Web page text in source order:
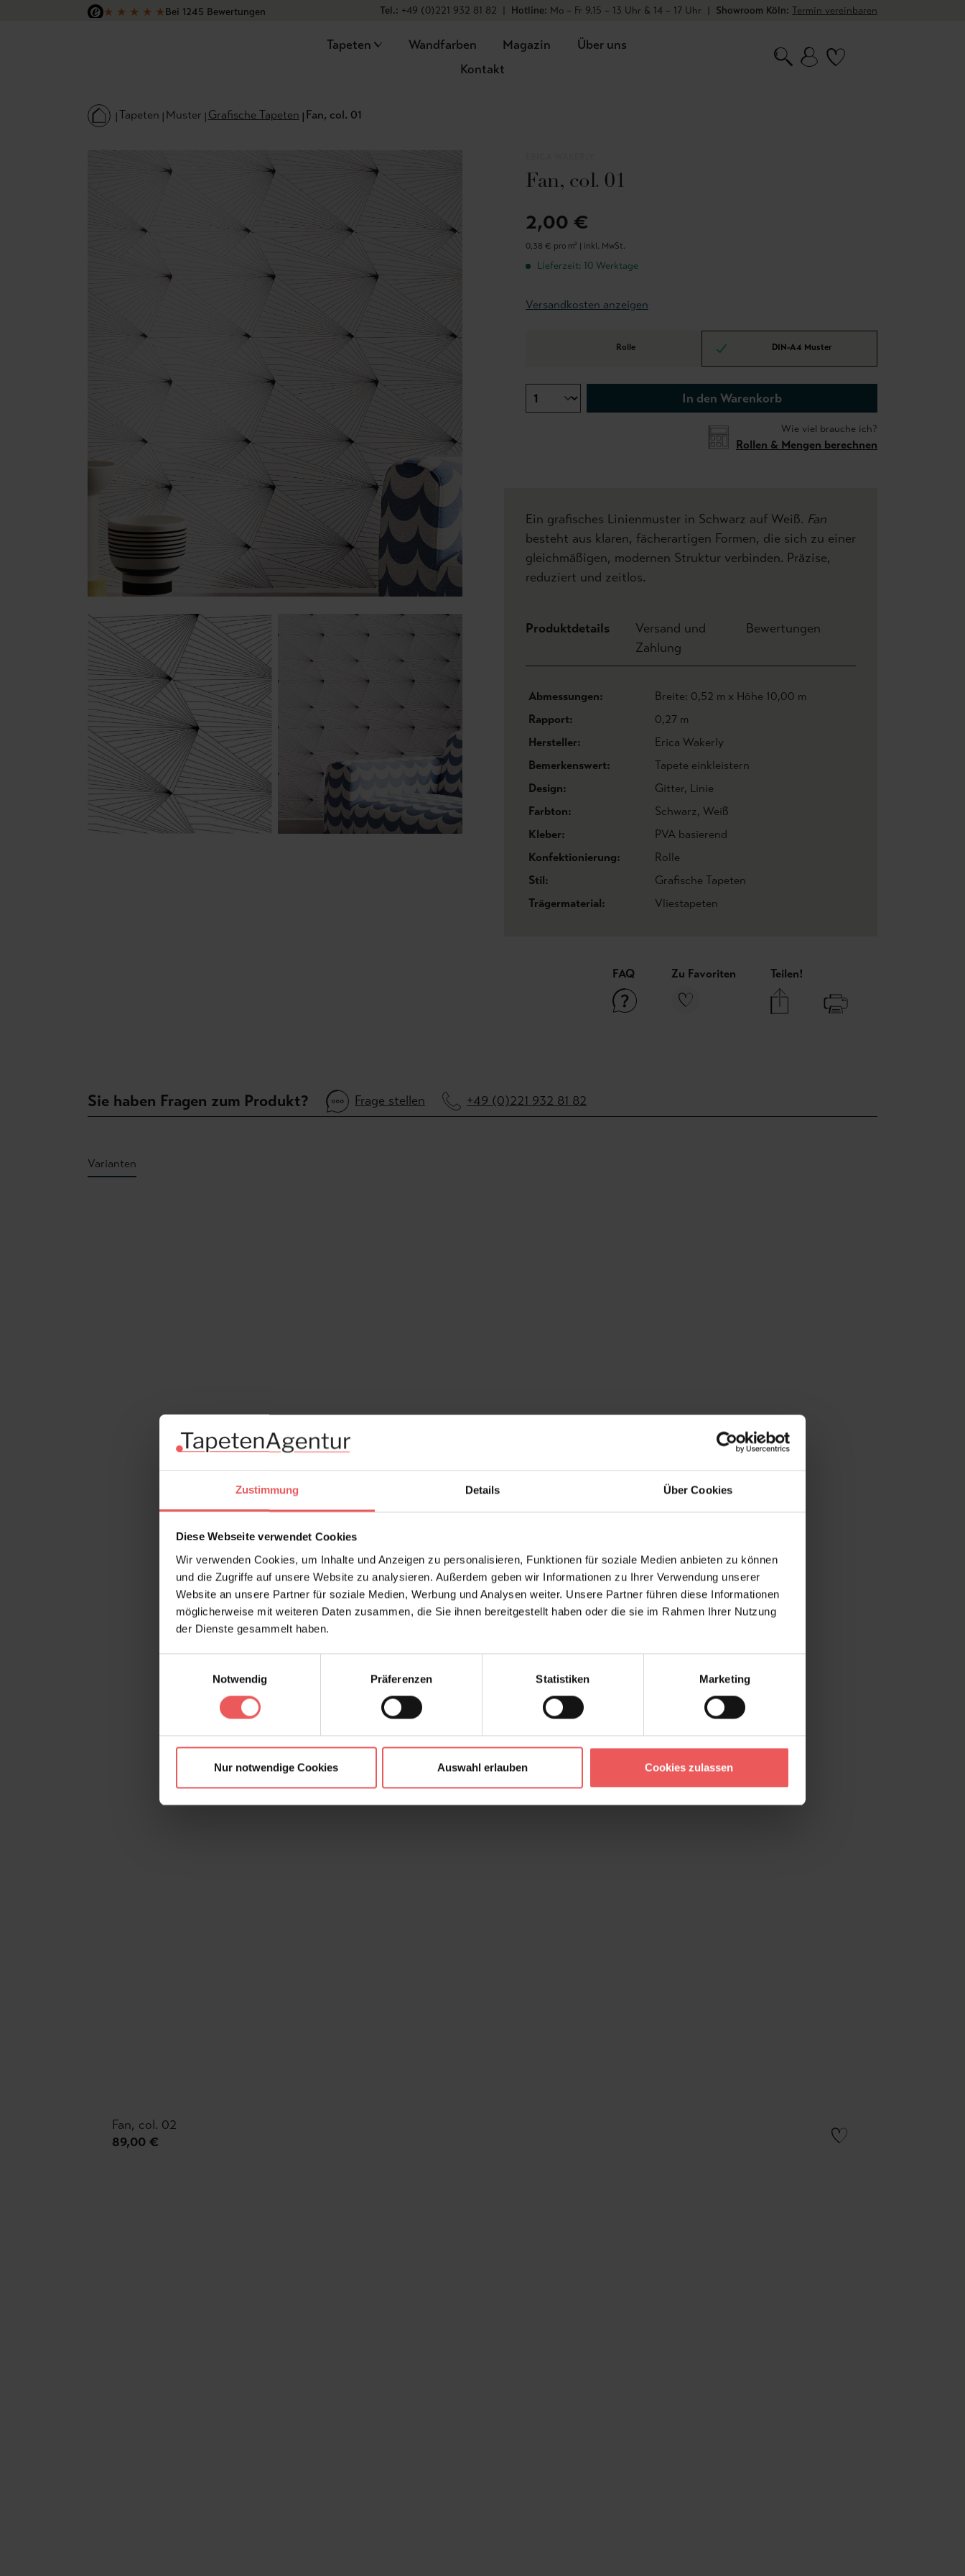
Zustimmung Details Über Cookies
Diese Webseite verwendet Cookies
Wir verwenden Cookies, um Inhalte und Anzeigen zu personalisieren, Funktionen für soziale Medien anbieten zu können
und die Zugriffe auf unsere Website zu analysieren. Außerdem geben wir Informationen zu Ihrer Verwendung unserer
Website an unsere Partner für soziale Medien, Werbung und Analysen weiter. Unsere Partner führen diese Informationen
möglicherweise mit weiteren Daten zusammen, die Sie ihnen bereitgestellt haben oder die sie im Rahmen Ihrer Nutzung
der Dienste gesammelt haben.
Notwendig
Präferenzen Statistiken Marketing
Nur notwendige Cookies Auswahl erlauben Cookies zulassen
Hauptinhalt springen
Zur Suche springen
Zur Hauptnavigation springen
★ ★ ★ ★ ★Bei 1245 Bewertungen
Tel.: +49 (0)221 932 81 82 | Hotline: Mo – Fr 9.15 – 13 Uhr & 14 – 17 Uhr | Showroom Köln: Termin vereinbaren
Tapeten Wandfarben Magazin
Über uns
Kontakt
Tapeten Muster Grafische Tapeten Fan, col. 01
Fan, col. 01
2,00 €
0,38 € pro m² | inkl. MwSt.
Lieferzeit: 10 Werktage
Versandkosten anzeigen
Rolle DIN-A4 Muster
In den Warenkorb
Wie viel brauche ich?
Rollen & Mengen berechnen
Ein grafisches Linienmuster in Schwarz auf Weiß. Fan
besteht aus klaren, fächerartigen Formen, die sich zu einer
gleichmäßigen, modernen Struktur verbinden. Präzise,
reduziert und zeitlos.
Produktdetails
Versand und
Zahlung
Bewertungen
Abmessungen:
Breite: 0,52 m x Höhe 10,00 m
Rapport:
0,27 m
Hersteller:
Erica Wakerly
Bemerkenswert:
Tapete einkleistern
Design:
Gitter, Linie
Farbton:
Schwarz, Weiß
Kleber:
PVA basierend
Konfektionierung:
Rolle
Stil:
Grafische Tapeten
Trägermaterial:
Vliestapeten
FAQ Zu Favoriten Teilen!
Sie haben Fragen zum Produkt? Frage stellen +49 (0)221 932 81 82
Varianten
Fan, col. 02
89,00 €